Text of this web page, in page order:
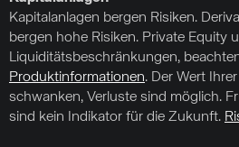
Kapitalanlagen bergen Risiken.
bergen hohe Risiken. Private Equity
Liquiditätsbeschränkungen,
Produktinformationen. Der Wert
schwanken, Verluste sind möglich.
sind kein Indikator für die Zukunft.